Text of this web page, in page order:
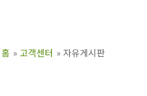
홈 고객센터 자유게시판